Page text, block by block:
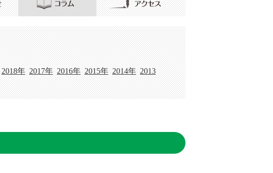
2018年 2017年 2016年 2015年 2014年 2013